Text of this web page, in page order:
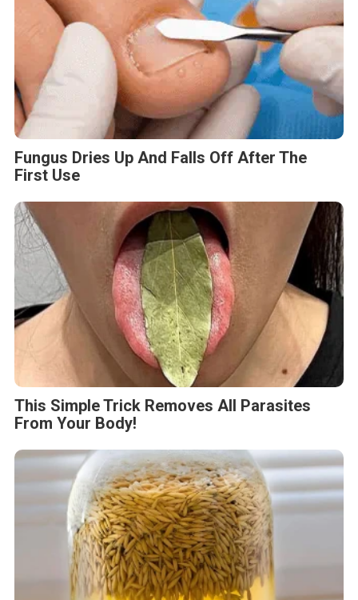
Fungus Dries Up And Falls Off After The
First Use
This Simple Trick Removes All Parasites
From Your Body!